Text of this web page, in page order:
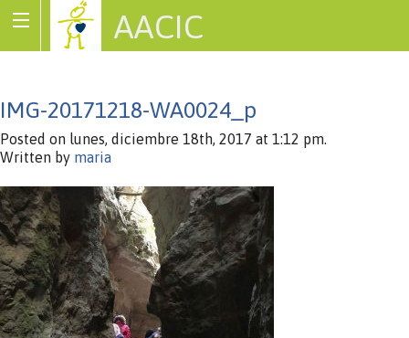
AACIC
IMG-20171218-WA0024_p
Posted on lunes, diciembre 18th, 2017 at 1:12 pm.
Written by maria